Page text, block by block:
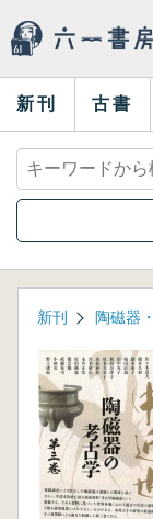
新刊 古書
新刊 陶磁器